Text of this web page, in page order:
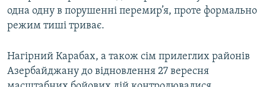
одна одну в порушенні перемир’я, проте формально
режим тиші триває.
Нагірний Карабах, а також сім прилеглих районів
Азербайджану до відновлення 27 вересня